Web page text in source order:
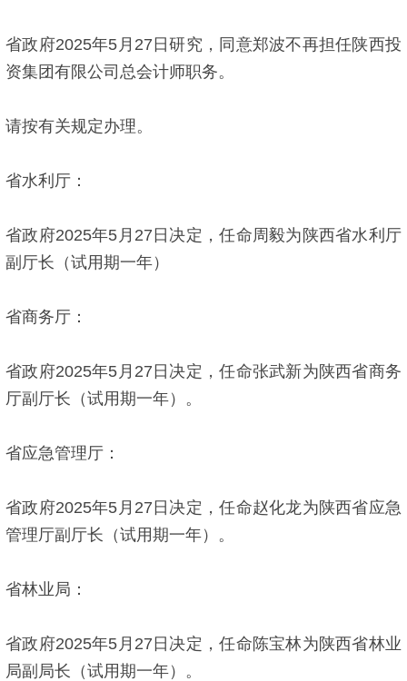
省政府2025年5月27日研究，同意郑波不再担任陕西投
资集团有限公司总会计师职务。
请按有关规定办理。
省水利厅：
省政府2025年5月27日决定，任命周毅为陕西省水利厅
副厅长（试用期一年）
省商务厅：
省政府2025年5月27日决定，任命张武新为陕西省商务
厅副厅长（试用期一年）。
省应急管理厅：
省政府2025年5月27日决定，任命赵化龙为陕西省应急
管理厅副厅长（试用期一年）。
省林业局：
省政府2025年5月27日决定，任命陈宝林为陕西省林业
局副局长（试用期一年）。